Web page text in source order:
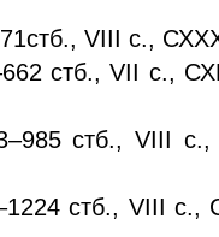
VIII с.,
стб., VII с.,
стб., VIII c.,
стб., VIII с.,